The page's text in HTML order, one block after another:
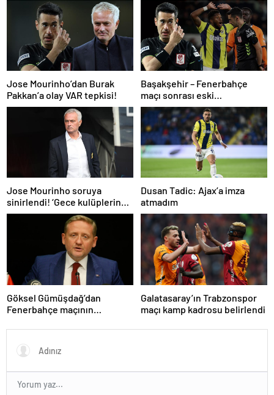
Jose Mourinho’dan Burak
Pakkan’a olay VAR tepkisi!
Başakşehir – Fenerbahçe
maçı sonrası eski
hakemlerden penaltı ve gol
iptali çıkışı! ‘2 kırmızı kartı
atladı’
Jose Mourinho soruya
sinirlendi! ‘Gece kulüplerine
gidip keyif alıyorum’
Dusan Tadic: Ajax’a imza
atmadım
Göksel Gümüşdağ’dan
Fenerbahçe maçının
Galatasaray’ın Trabzonspor
maçı kamp kadrosu belirlendi